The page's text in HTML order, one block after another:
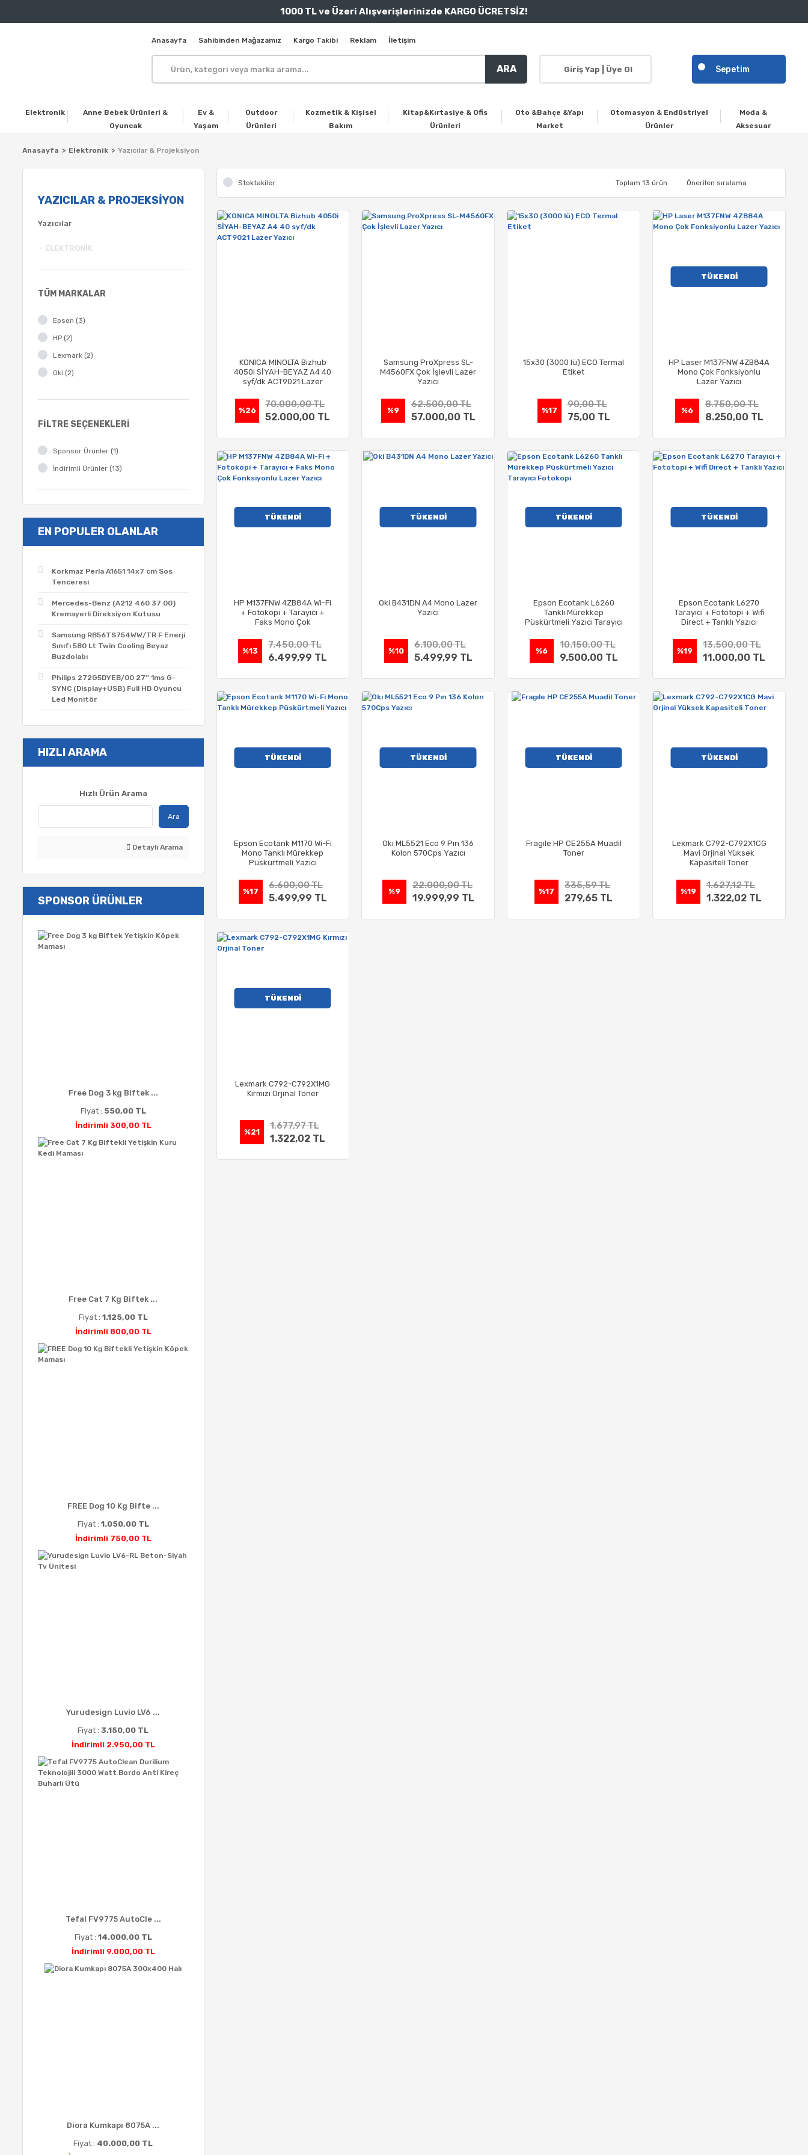
1000 TL ve Üzeri Alışverişlerinizde KARGO ÜCRETSİZ!
Anasayfa Sahibinden Mağazamız Kargo Takibi Reklam İletişim
ARA Giriş Yap | Üye Ol Sepetim
Elektronik
Anne Bebek Ürünleri &
Oyuncak
Ev &
Yaşam
Outdoor
Ürünleri
Kozmetik & Kişisel
Bakım
Kitap&Kırtasiye & Ofis
Ürünleri
Oto &Bahçe &Yapı
Market
Otomasyon & Endüstriyel
Ürünler
Moda &
Aksesuar
Anasayfa Elektronik Yazıcılar & Projeksiyon
YAZICILAR & PROJEKSIYON
Yazıcılar
ELEKTRONIK
TÜM MARKALAR
Epson (3)
HP (2)
Lexmark (2)
Oki (2)
Samsung (1)
FILTRE SEÇENEKLERI
Sponsor Ürünler (1)
İndirimli Ürünler (13)
EN POPULER OLANLAR
Korkmaz Perla A1651 14x7 cm Sos
Tenceresi
Mercedes-Benz (A212 460 37 00)
Kremayerli Direksiyon Kutusu
Samsung RB56TS754WW/TR F Enerji
Sınıfı 580 Lt Twin Cooling Beyaz
Buzdolabı
Philips 272G5DYEB/00 27'' 1ms G-
SYNC (Display+USB) Full HD Oyuncu
Led Monitör
HIZLI ARAMA
Hızlı Ürün Arama
Ara
Detaylı Arama
SPONSOR ÜRÜNLER
Free Dog 3 kg Biftek ...
Fiyat : 550,00 TL
İndirimli 300,00 TL
Free Cat 7 Kg Biftek ...
Fiyat : 1.125,00 TL
İndirimli 800,00 TL
FREE Dog 10 Kg Bifte ...
Fiyat : 1.050,00 TL
İndirimli 750,00 TL
Yurudesign Luvio LV6 ...
Fiyat :3.150,00 TL
İndirimli 2.950,00 TL
Tefal FV9775 AutoCle ...
Fiyat : 14.000,00 TL
İndirimli 9.000,00 TL
Diora Kumkapı 8075A ...
Fiyat : 40.000,00 TL
Stoktakiler Toplam 13 ürün
KONICA MINOLTA Bizhub
4050i SİYAH-BEYAZ A4 40
syf/dk ACT9021 Lazer
%26
70.000,00 TL
52.000,00 TL
Samsung ProXpress SL-
M4560FX Çok İşlevli Lazer
Yazıcı
%9
62.500,00 TL
57.000,00 TL
15x30 (3000 lü) ECO Termal
Etiket
%17
90,00 TL
75,00 TL
TÜKENDİ
HP Laser M137FNW 4ZB84A
Mono Çok Fonksiyonlu
Lazer Yazıcı
%6
8.750,00 TL
8.250,00 TL
TÜKENDİ
HP M137FNW 4ZB84A Wi-Fi
+ Fotokopi + Tarayıcı +
Faks Mono Çok
%13
7.450,00 TL
6.499,99 TL
TÜKENDİ
Oki B431DN A4 Mono Lazer
Yazıcı
%10
6.100,00 TL
5.499,99 TL
TÜKENDİ
Epson Ecotank L6260
Tanklı Mürekkep
Püskürtmeli Yazıcı Tarayıcı
%6
10.150,00 TL
9.500,00 TL
TÜKENDİ
Epson Ecotank L6270
Tarayıcı + Fototopi + Wifi
Direct + Tanklı Yazıcı
%19
13.500,00 TL
11.000,00 TL
TÜKENDİ
Epson Ecotank M1170 Wi-Fi
Mono Tanklı Mürekkep
Püskürtmeli Yazıcı
%17
6.600,00 TL
5.499,99 TL
TÜKENDİ
Okı ML5521 Eco 9 Pın 136
Kolon 570Cps Yazıcı
%9
22.000,00 TL
19.999,99 TL
TÜKENDİ
Fragıle HP CE255A Muadil
Toner
%17
335,59 TL
279,65 TL
TÜKENDİ
Lexmark C792-C792X1CG
Mavi Orjinal Yüksek
Kapasiteli Toner
%19
1.627,12 TL
1.322,02 TL
TÜKENDİ
Lexmark C792-C792X1MG
Kırmızı Orjinal Toner
%21
1.677,97 TL
1.322,02 TL